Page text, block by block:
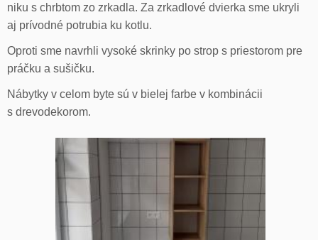
niku s chrbtom zo zrkadla. Za zrkadlové dvierka sme ukryli
aj prívodné potrubia ku kotlu.
Oproti sme navrhli vysoké skrinky po strop s priestorom pre
práčku a sušičku.
Nábytky v celom byte sú v bielej farbe v kombinácii
s drevodekorom.